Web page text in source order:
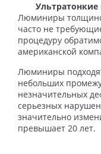
Люминиры
часто не
процедуру
американской
Люминиры
небольших
незначительных
серьезных
значительно
превышает 20 лет.